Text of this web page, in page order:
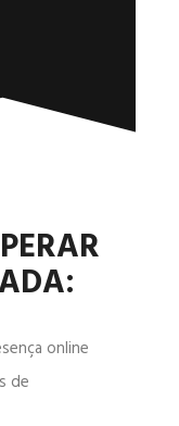
online
de